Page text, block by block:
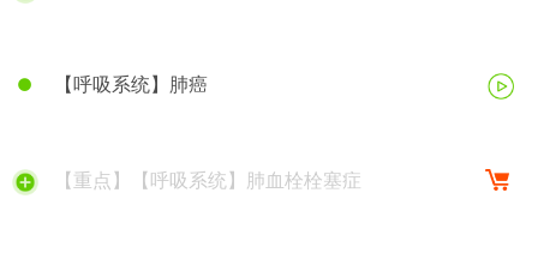
【呼吸系统】肺癌
【重点】【呼吸系统】肺血栓栓塞症